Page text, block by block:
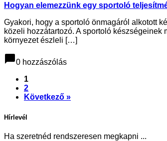
Hogyan elemezzünk egy sportoló
Gyakori, hogy a sportoló önmagáról alkotott
közeli hozzátartozó. A sportoló
környezet észleli […]
chat_bubble0 hozzászólás
1
2
Következő »
Hírlevél
Ha szeretnéd rendszeresen megkapni ...